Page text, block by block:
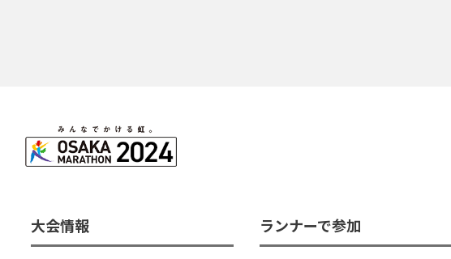
大会情報 ランナーで参加